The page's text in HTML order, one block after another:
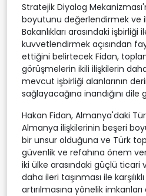
Stratejik Diyalog
boyutunu değerlendirmek ve
Bakanlıkları arasındaki
kuvvetlendirmek açısından
ettiğini belirtecek Fidan,
görüşmelerin ikili ilişkilerin
mevcut işbirliği alanlarının
sağlayacağına inandığını dile
Hakan Fidan, Almanya'daki
Almanya ilişkilerinin beşeri
bir unsur olduğuna ve Türk
güvenlik ve refahına önem
iki ülke arasındaki güçlü ticari
daha ileri taşınması ile
artırılmasına yönelik